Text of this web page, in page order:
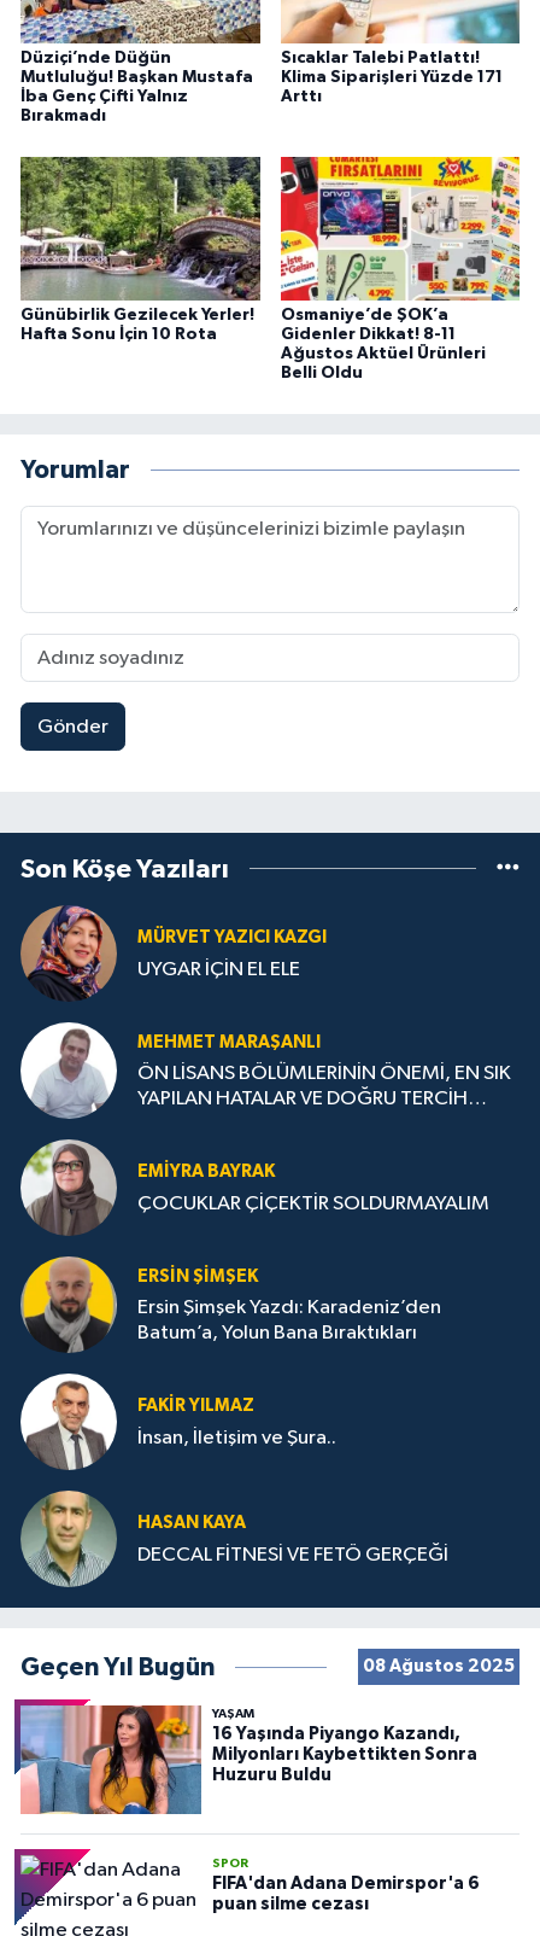
Düziçi’nde Düğün
Mutluluğu! Başkan Mustafa
İba Genç Çifti Yalnız
Bırakmadı
Sıcaklar Talebi Patlattı!
Klima Siparişleri Yüzde 171
Arttı
Günübirlik Gezilecek Yerler!
Hafta Sonu İçin 10 Rota
Osmaniye’de ŞOK’a
Gidenler Dikkat! 8-11
Ağustos Aktüel Ürünleri
Belli Oldu
Yorumlar
Gönder
Son Köşe Yazıları
MÜRVET YAZICI KAZGI
UYGAR İÇİN EL ELE
MEHMET MARAŞANLI
ÖN LİSANS BÖLÜMLERİNİN ÖNEMİ, EN SIK
YAPILAN HATALAR VE DOĞRU TERCİH
EMIYRA BAYRAK
ÇOCUKLAR ÇİÇEKTİR SOLDURMAYALIM
ERSIN ŞIMŞEK
Ersin Şimşek Yazdı: Karadeniz’den
Batum’a, Yolun Bana Bıraktıkları
FAKIR YILMAZ
İnsan, İletişim ve Şura..
HASAN KAYA
DECCAL FİTNESİ VE FETÖ GERÇEĞİ
Geçen Yıl Bugün 08 Ağustos 2025
YAŞAM
16 Yaşında Piyango Kazandı,
Milyonları Kaybettikten Sonra
Huzuru Buldu
SPOR
FIFA'dan Adana Demirspor'a 6
puan silme cezası